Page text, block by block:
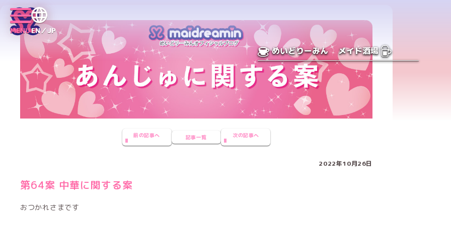
MENUEN／JP
めいどりーみん メイド酒場
前の記事へ 記事一覧 次の記事へ
2022年10月26日
第64案 中華に関する案
おつかれさまです